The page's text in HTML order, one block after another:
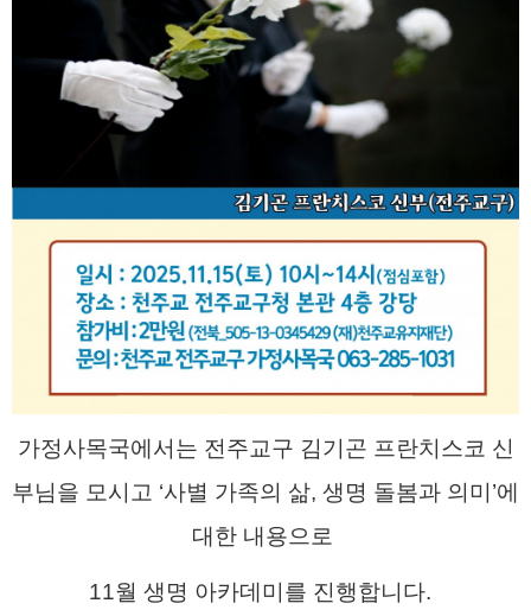
가정사목국에서는 전주교구 김기곤 프란치스코 신
부님을 모시고 ‘사별 가족의 삶, 생명 돌봄과 의미 ’에
대한 내용으로
11월 생명 아카데미를 진행합니다.